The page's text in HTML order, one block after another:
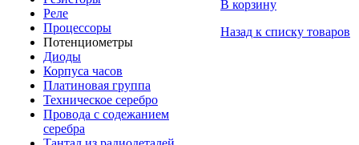
Реле
Процессоры
Потенциометры
Диоды
Корпуса часов
Платиновая группа
Техническое серебро
Провода с содежанием
серебра
В корзину
Назад к списку товаров